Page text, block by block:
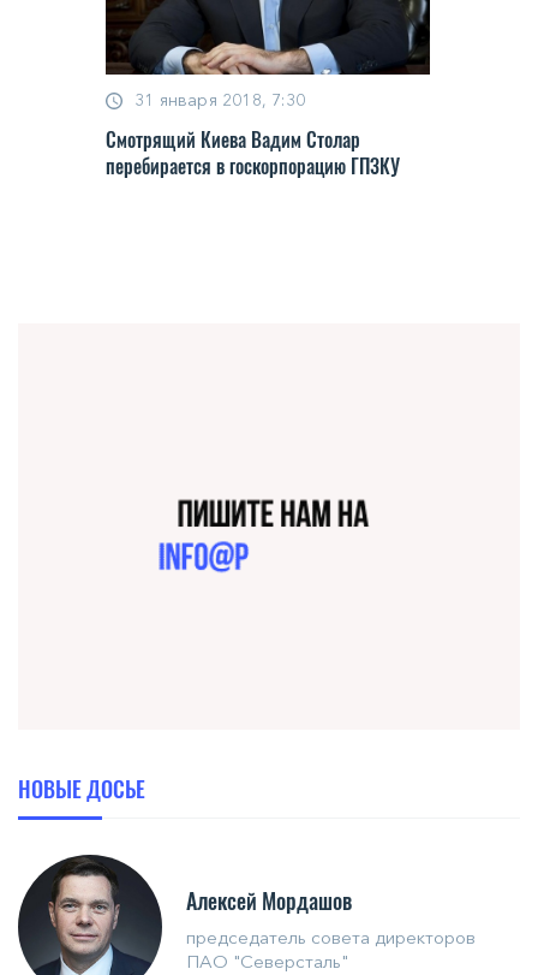
31 января 2018, 7:30
Смотрящий Киева Вадим Столар
перебирается в госкорпорацию ГПЗКУ
НОВЫЕ ДОСЬЕ
Алексей Мордашов
председатель совета директоров
ПАО "Северсталь"